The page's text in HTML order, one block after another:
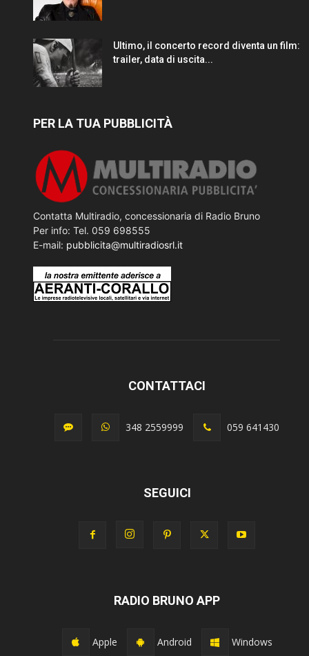
Ultimo, il concerto record diventa un film:
trailer, data di uscita...
PER LA TUA PUBBLICITÀ
Contatta Multiradio, concessionaria di Radio Bruno
Per info: Tel. 059 698555
E-mail: pubblicita@multiradiosrl.it
CONTATTACI
348 2559999 059 641430
SEGUICI
RADIO BRUNO APP
Apple Android Windows